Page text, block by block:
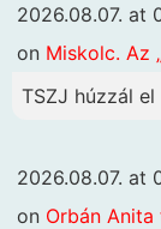
2026.08.07. at
on Miskolc. Az
TSZJ húzzál el
2026.08.07. at
on Orbán